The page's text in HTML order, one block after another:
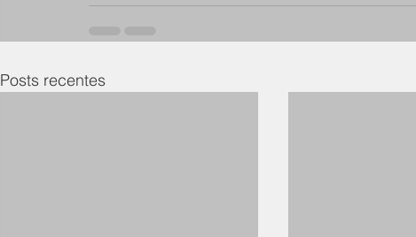
Posts recentes